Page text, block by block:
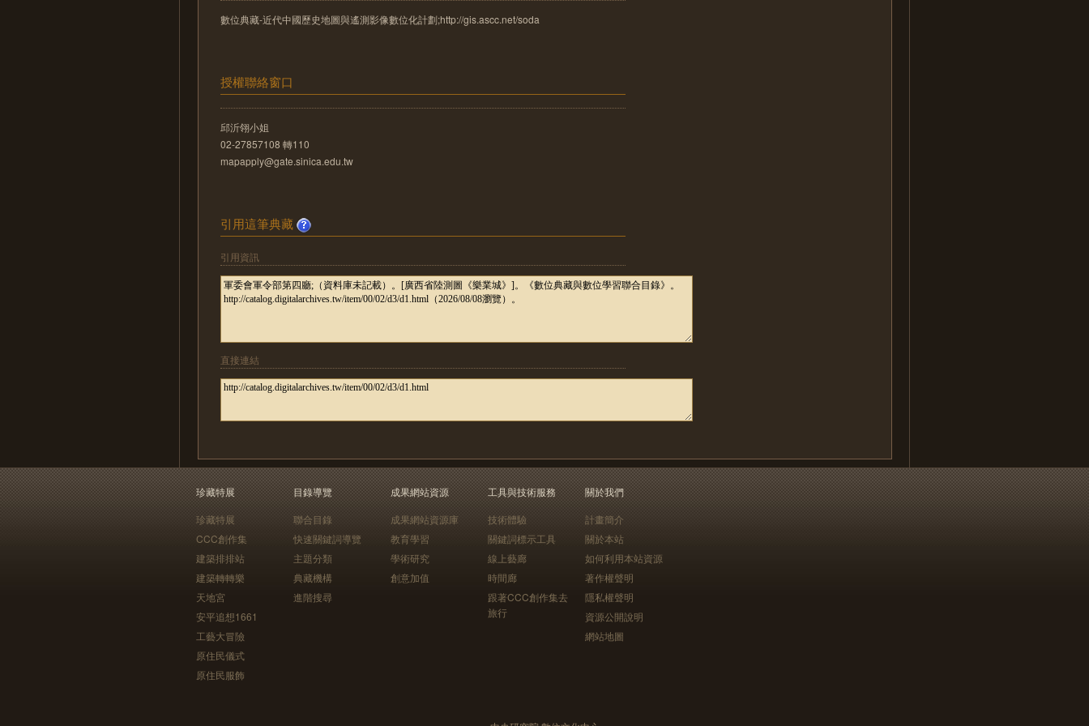
數位典藏-近代中國歷史地圖與遙測影像數位化計劃;http://gis.ascc.net/soda
授權聯絡窗口
邱沂翎小姐
02-27857108 轉110
mapapply@gate.sinica.edu.tw
引用這筆典藏
引用資訊
直接連結
珍藏特展
珍藏特展
CCC創作集
建築排排站
建築轉轉樂
天地宮
安平追想1661
工藝大冒險
原住民儀式
原住民服飾
目錄導覽
聯合目錄
快速關鍵詞導覽
主題分類
典藏機構
進階搜尋
成果網站資源
成果網站資源庫
教育學習
學術研究
創意加值
工具與技術服務
技術體驗
關鍵詞標示工具
線上藝廊
時間廊
跟著CCC創作集去
旅行
關於我們
計畫簡介
關於本站
如何利用本站資源
著作權聲明
隱私權聲明
資源公開說明
網站地圖